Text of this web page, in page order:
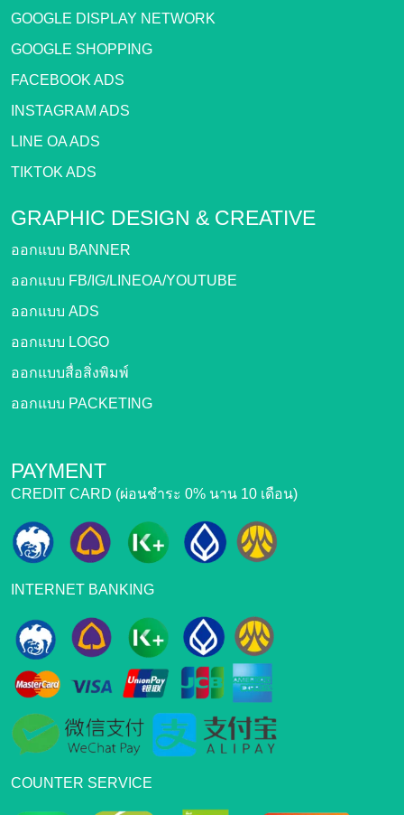
GOOGLE DISPLAY NETWORK
GOOGLE SHOPPING
FACEBOOK ADS
INSTAGRAM ADS
LINE OA ADS
TIKTOK ADS
GRAPHIC DESIGN & CREATIVE
ออกแบบ BANNER
ออกแบบ FB/IG/LINEOA/YOUTUBE
ออกแบบ ADS
ออกแบบ LOGO
ออกแบบสื่อสิ่งพิมพ์
ออกแบบ PACKETING
PAYMENT
CREDIT CARD (ผ่อนชำระ 0% นาน 10 เดือน)
INTERNET BANKING
COUNTER SERVICE